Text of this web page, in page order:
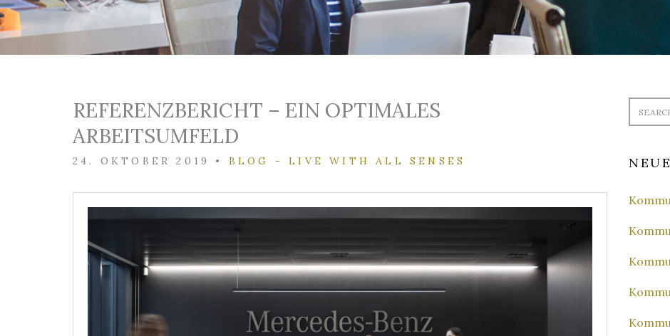
REFERENZBERICHT – EIN OPTIMALES
ARBEITSUMFELD
24. OKTOBER 2019 • BLOG - LIVE WITH ALL SENSES
Search
for: